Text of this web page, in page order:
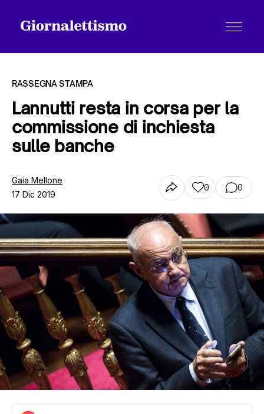
Tutti gli articoli
Chi siamo
Contatti
RASSEGNA STAMPA
Lannutti resta in corsa per la
commissione di inchiesta
sulle banche
Gaia Mellone
17 Dic 2019
0 0